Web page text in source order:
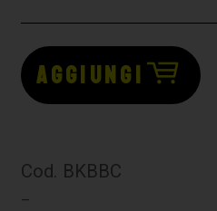
AGGIUNGI
Cod. BKBBC
–